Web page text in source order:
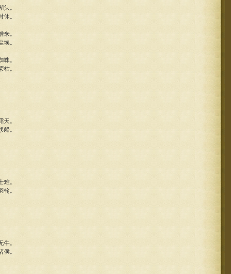
。
。
。
。
。
。
。
。
。
。
。
。